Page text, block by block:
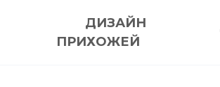
ДИЗАЙН
ПРИХОЖЕЙ